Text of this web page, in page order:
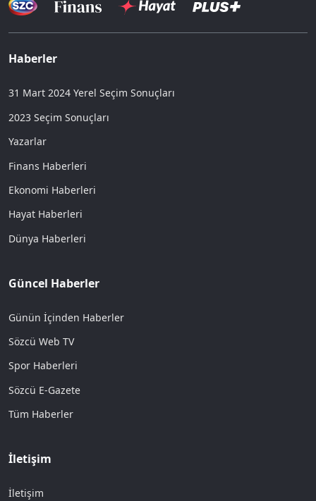
Haberler
31 Mart 2024 Yerel Seçim Sonuçları
2023 Seçim Sonuçları
Yazarlar
Finans Haberleri
Ekonomi Haberleri
Hayat Haberleri
Dünya Haberleri
Güncel Haberler
Günün İçinden Haberler
Sözcü Web TV
Spor Haberleri
Sözcü E-Gazete
Tüm Haberler
İletişim
İletişim